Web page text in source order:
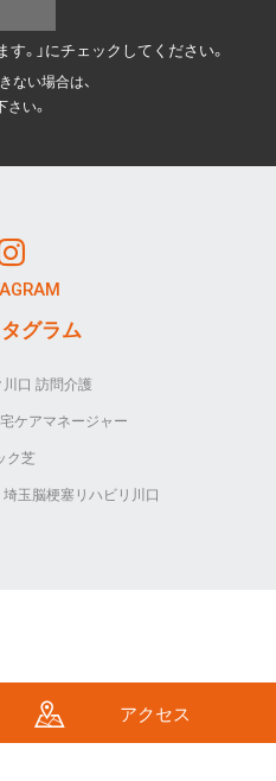
。」にチェックしてください。
ない場合は、
い。
グラム
口 訪問介護
ケアマネージャー
ク芝
埼玉脳梗塞リハビリ川口
アクセス